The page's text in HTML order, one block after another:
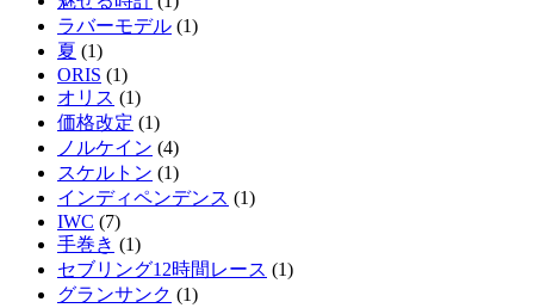
ラバーモデル (1)
夏 (1)
ORIS (1)
オリス (1)
価格改定 (1)
ノルケイン (4)
スケルトン (1)
インディペンデンス (1)
IWC (7)
手巻き (1)
セブリング12時間レース (1)
グランサンク (1)